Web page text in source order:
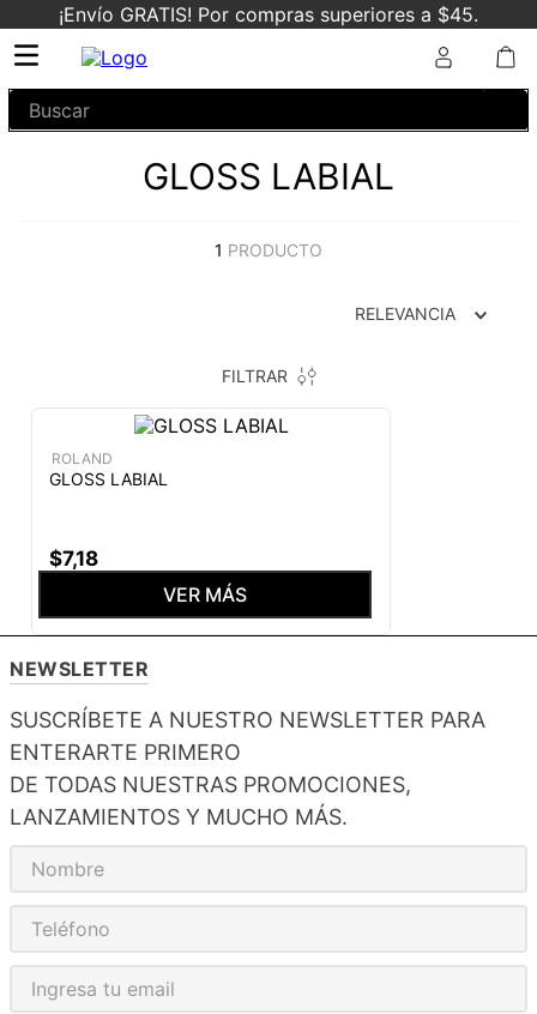
¡Envío GRATIS! Por compras superiores a $45.
Buscar
GLOSS LABIAL
1 PRODUCTO
RELEVANCIA
FILTRAR
ROLAND
GLOSS LABIAL
$7,18
VER MÁS
NEWSLETTER
SUSCRÍBETE A NUESTRO NEWSLETTER PARA
ENTERARTE PRIMERO
DE TODAS NUESTRAS PROMOCIONES,
LANZAMIENTOS Y MUCHO MÁS.